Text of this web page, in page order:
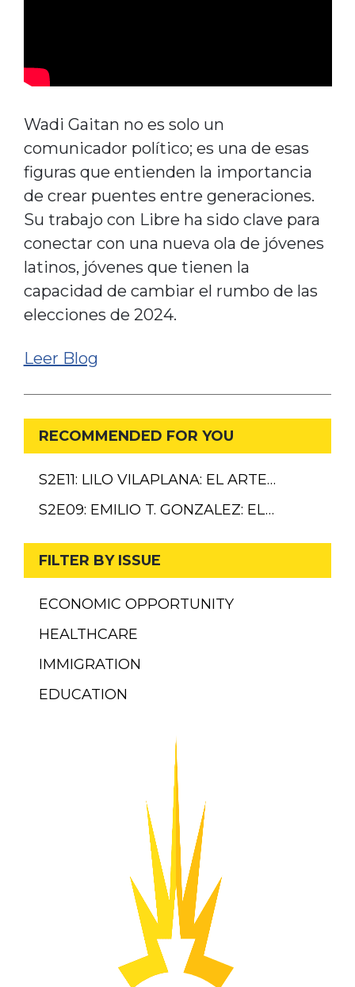
Wadi Gaitan no es solo un
comunicador político; es una de esas
figuras que entienden la importancia
de crear puentes entre generaciones.
Su trabajo con Libre ha sido clave para
conectar con una nueva ola de jóvenes
latinos, jóvenes que tienen la
capacidad de cambiar el rumbo de las
elecciones de 2024.
Leer Blog
RECOMMENDED FOR YOU
S2E11: LILO VILAPLANA: EL ARTE…
S2E09: EMILIO T. GONZALEZ: EL…
FILTER BY ISSUE
ECONOMIC OPPORTUNITY
HEALTHCARE
IMMIGRATION
EDUCATION